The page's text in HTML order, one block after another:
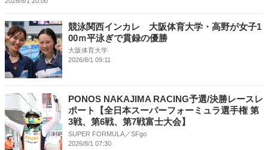
競泳関西インカレ 大阪体育大学・高野が女子1
00ｍ平泳ぎで貫録の優勝
大阪体育大学
2026/8/1 09:11
PONOS NAKAJIMA RACING予選/決勝レースレ
ポート【全日本スーパーフォーミュラ選手権 第
3戦、第6戦、第7戦富士大会】
SUPER FORMULA／SFgo
2026/8/1 07:30